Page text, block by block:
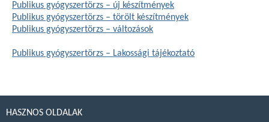
Publikus gyógyszertörzs – új készítmények
Publikus gyógyszertörzs – törölt készítmények
Publikus gyógyszertörzs – változások
Publikus gyógyszertörzs – Lakossági tájékoztató
HASZNOS OLDALAK